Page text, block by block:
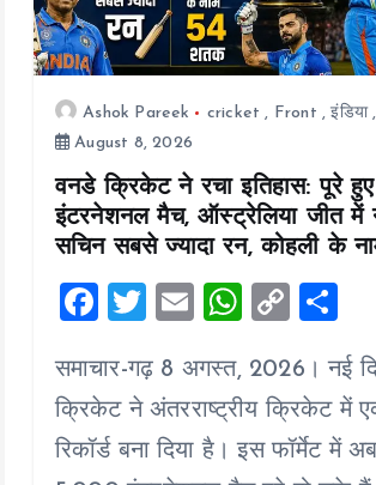
Ashok Pareek cricket , Front ,इंडिया,
August 8, 2026
वनडे क्रिकेट ने रचा इतिहास: पूरे
इंटरनेशनल मैच, ऑस्ट्रेलिया जीत में
सचिन सबसे ज्यादा रन, कोहली के
F
ce
b
o
T
tt
er
E
ai
l
W
at
s
A
C
p
y
Li
a
re
समाचार-गढ़ 8 अगस्त, 2026। नई
क्रिकेट ने अंतरराष्ट्रीय क्रिकेट में
रिकॉर्ड बना दिया है। इस फॉर्मेट में